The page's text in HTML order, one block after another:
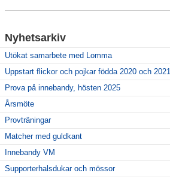
Våra lag
Klubbshop
Nyhetsarkiv
Utökat samarbete med Lomma
Uppstart flickor och pojkar födda 2020 och 2021
Prova på innebandy, hösten 2025
Årsmöte
Provträningar
Matcher med guldkant
Innebandy VM
Supporterhalsdukar och mössor